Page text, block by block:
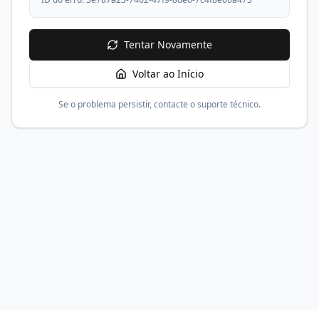
Tentar Novamente
Voltar ao Início
Se o problema persistir, contacte o suporte técnico.